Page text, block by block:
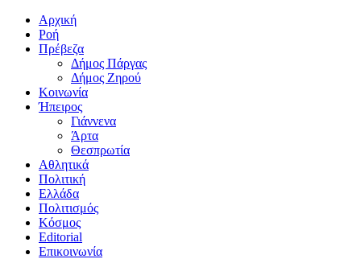
Αρχική
Ροή
Πρέβεζα
Δήμος Πάργας
Δήμος Ζηρού
Κοινωνία
Ήπειρος
Γιάννενα
Άρτα
Θεσπρωτία
Αθλητικά
Πολιτική
Ελλάδα
Πολιτισμός
Κόσμος
Editorial
Επικοινωνία